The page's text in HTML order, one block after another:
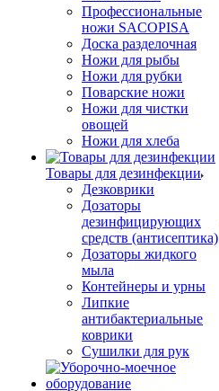
Профессиональные
ножи SACOPISA
Доска разделочная
Ножи для рыбы
Ножи для рубки
Поварские ножи
Ножи для чистки
овощей
Ножи для хлеба
Товары для дезинфекции
Дезковрики
Дозаторы
дезинфицирующих
средств (антисептика)
Дозаторы жидкого
мыла
Контейнеры и урны
Липкие
антибактериальные
коврики
Сушилки для рук